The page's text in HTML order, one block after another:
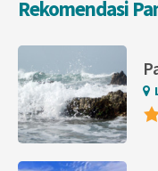
Rekomendasi